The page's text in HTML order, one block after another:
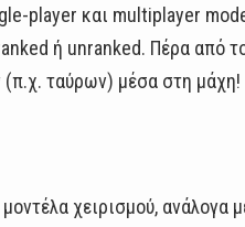
player και multiplayer
ή unranked. Πέρα από
ταύρων) μέσα στη
χειρισμού,